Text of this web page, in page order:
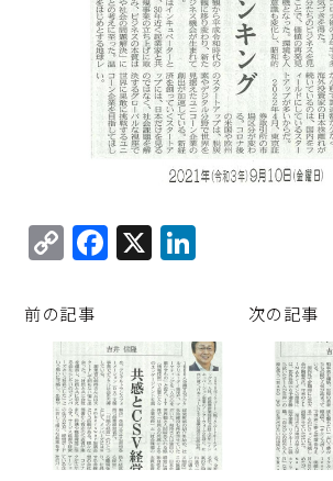
C
o
p
y
Li
n
k
F
a
e
b
o
o
X
e
d
I
n
前の記事 次の記事